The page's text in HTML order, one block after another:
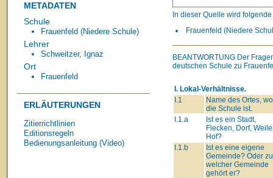
METADATEN
Schule
Frauenfeld (Niedere Schule)
Lehrer
Schweitzer, Ignaz
Ort
Frauenfeld
ERLÄUTERUNGEN
Zitierrichtlinien
Editionsregeln
Bedienungsanleitung (Video)
In dieser Quelle wird
Frauenfeld (Niedere
BEANTWORTUNG Der
deutschen Schule zu
I. Lokal-Verhältnisse.
I.1
Name des Ortes, wo
die Schule ist.
I.1.a
Ist es ein Stadt,
Flecken, Dorf,
Hof?
I.1.b
Ist es eine eigene
Gemeinde? Oder zu
welcher Gemeinde
gehört er?